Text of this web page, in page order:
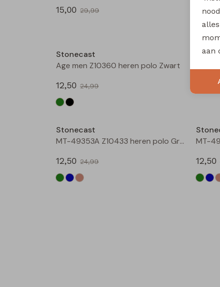
15,00 29,99
17,50
Stonecast
Age men Z10360 heren polo Zwart
12,50 24,99
Stonecast
MT-49353A Z10433 heren polo Groen donker
12,50 24,99
12,50
aan